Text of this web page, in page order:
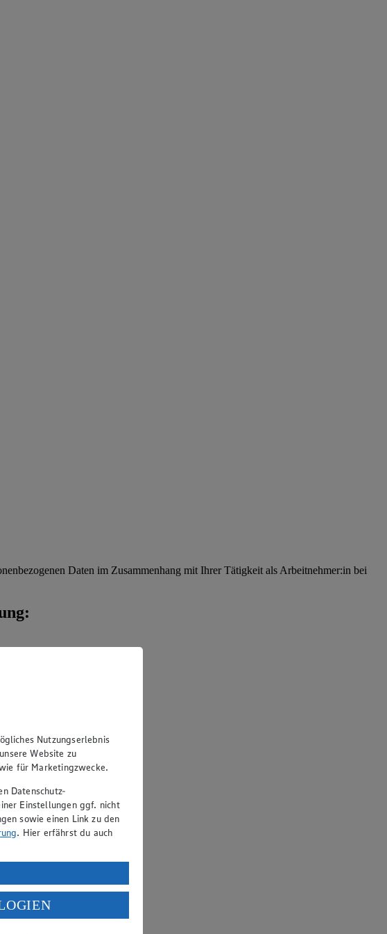
Daten im Zusammenhang mit Ihrer Tätigkeit als Arbeitnehmer:in bei
Nutzungserlebnis
Website zu
für Marketingzwecke.
Datenschutz-
Einstellungen ggf. nicht
sowie einen Link zu den
. Hier erfährst du auch
und YouTube:
1 Satz 1 lit. a) DSGVO
die USA als Land mit
an. Es besteht das